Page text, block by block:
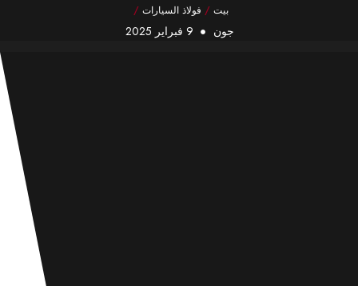
بيت / فولاذ السيارات /
جون 9 فبراير 2025